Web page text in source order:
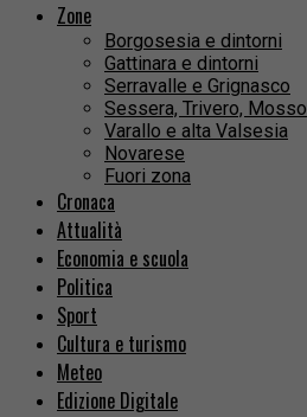
Zone
Borgosesia e dintorni
Gattinara e dintorni
Serravalle e Grignasco
Sessera, Trivero, Mosso
Varallo e alta Valsesia
Novarese
Fuori zona
Cronaca
Attualità
Economia e scuola
Politica
Sport
Cultura e turismo
Meteo
Edizione Digitale